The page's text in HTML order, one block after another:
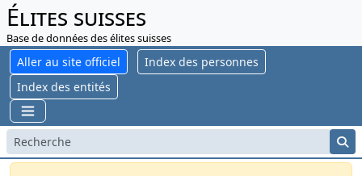
Élites suisses
Base de données des élites suisses
Aller au site officiel
Index des personnes
Index des entités